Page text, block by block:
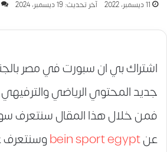
11 ديسمبر، 2022 آخر تحديث: 19 ديسمبر، 2024
اشتراك بي ان سبورت في مصر
جديد المحتوي الرياضي
فمن خلال هذا المقال سنتعرف
عنbein sport egyptوسنتعرف